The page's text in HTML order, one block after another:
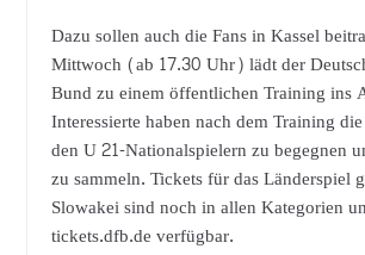
Dazu sollen auch die Fans in Kassel
Mittwoch (ab 17.30 Uhr) lädt der
Bund zu einem öffentlichen Training ins
Interessierte haben nach dem Training
den U 21-Nationalspielern zu begegnen
zu sammeln. Tickets für das Länderspiel
Slowakei sind noch in allen Kategorien
tickets.dfb.de verfügbar.